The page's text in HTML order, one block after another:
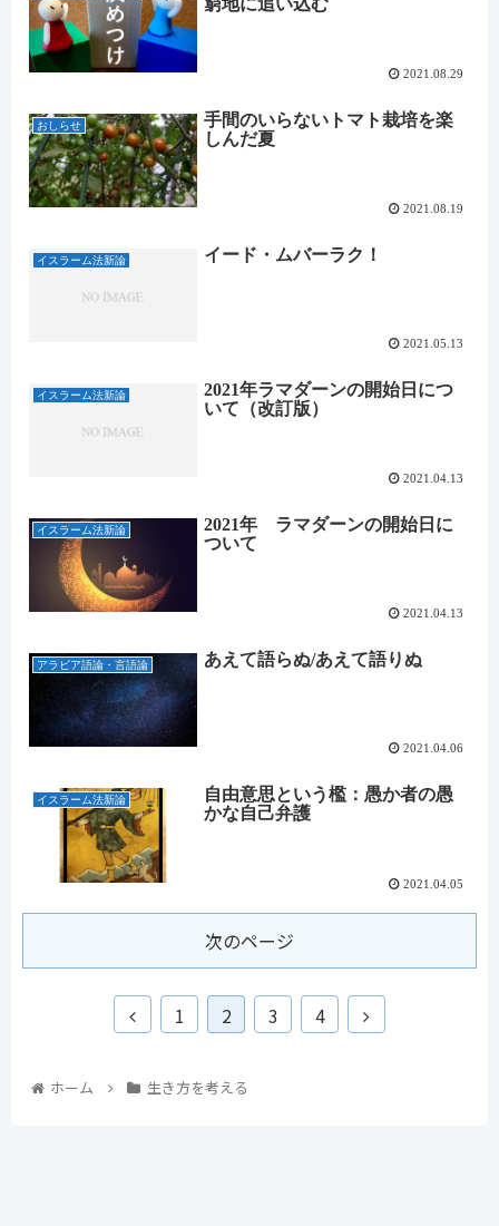
2021.08.29
おしらせ
手間のいらないトマト栽培を楽
しんだ夏
2021.08.19
イスラーム法新論 イード・ムバーラク！
2021.05.13
イスラーム法新論
2021年ラマダーンの開始日につ
いて（改訂版）
2021.04.13
イスラーム法新論
2021年 ラマダーンの開始日に
ついて
2021.04.13
アラビア語論・言語論 あえて語らぬ/あえて語りぬ
2021.04.06
イスラーム法新論
自由意思という檻：愚か者の愚
かな自己弁護
2021.04.05
次のページ
1 2 3 4
ホーム 生き方を考える